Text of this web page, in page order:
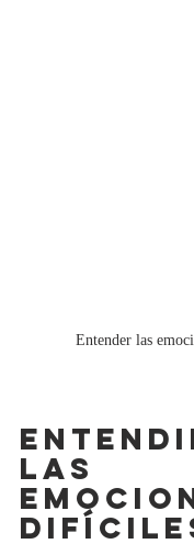
Entender las
LAS